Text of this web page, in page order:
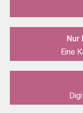
Nur
Eine